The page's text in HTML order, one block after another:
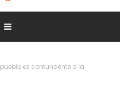
es contundente a la